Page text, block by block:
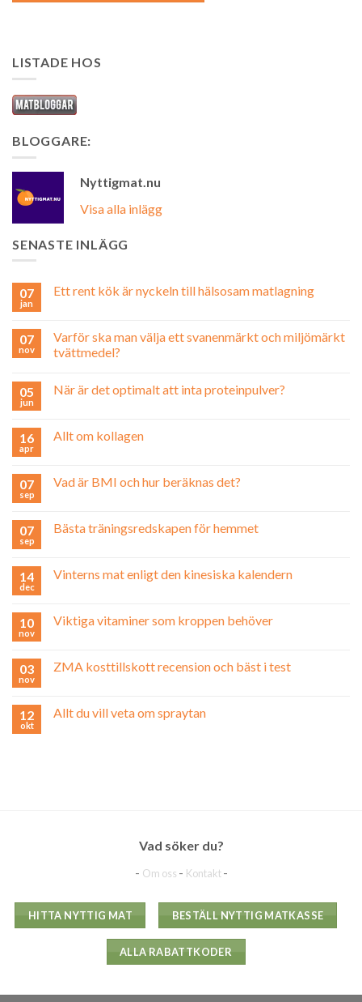
LISTADE HOS
BLOGGARE:
Nyttigmat.nu
Visa alla inlägg
SENASTE INLÄGG
07
jan
Ett rent kök är nyckeln till hälsosam matlagning
07
nov
Varför ska man välja ett svanenmärkt och miljömärkt
tvättmedel?
05
jun
När är det optimalt att inta proteinpulver?
16
apr
Allt om kollagen
07
sep
Vad är BMI och hur beräknas det?
07
sep
Bästa träningsredskapen för hemmet
14
dec
Vinterns mat enligt den kinesiska kalendern
10
nov
Viktiga vitaminer som kroppen behöver
03
nov
ZMA kosttillskott recension och bäst i test
12
okt
Allt du vill veta om spraytan
Vad söker du?
- Om oss - Kontakt-
HITTA NYTTIG MAT BESTÄLL NYTTIG MATKASSE
ALLA RABATTKODER